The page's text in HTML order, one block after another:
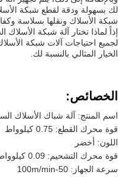
شبكة الأسلاك ونقلها بسلاسة
إذاً لماذا تختار آلة شبكة الأسلاك
لجميع احتياجات آلات شبكة
الخيار المثالي بالنسبة لك.
الخصائص:
اسم المنتج: آلة شباك الأسلاك
قوة محرك القطع: 0.75 كيلوواط
اللون: أخضر
قوة محرك التشحيم: 0.09 كيلوواط
سرعة الجهاز: 50-100m/min